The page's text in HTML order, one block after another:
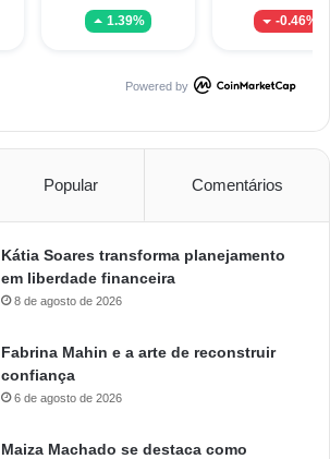
1.39% -0.46%
Powered by
Popular Comentários
Kátia Soares transforma planejamento
em liberdade financeira
8 de agosto de 2026
Fabrina Mahin e a arte de reconstruir
confiança
6 de agosto de 2026
Maiza Machado se destaca como